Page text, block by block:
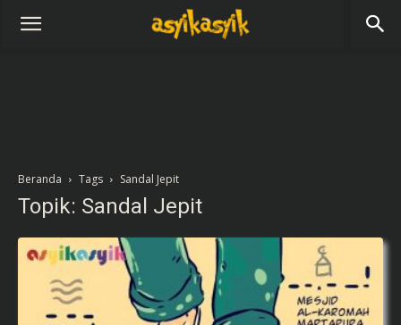
Beranda Tags Sandal Jepit
Topik: Sandal Jepit